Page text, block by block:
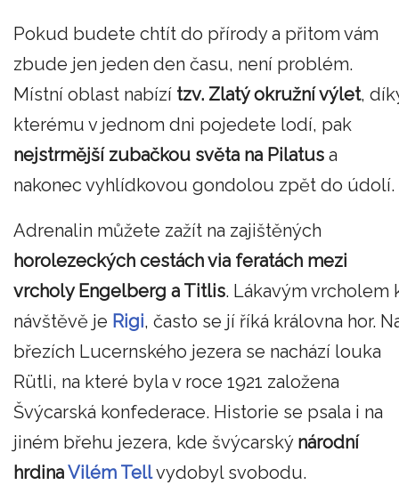
Pokud budete chtít do přírody a přitom vám
zbude jen jeden den času, není problém.
Místní oblast nabízí tzv. Zlatý okružní výlet,
kterému v jednom dni pojedete lodí, pak
nejstrmější zubačkou světa na Pilatus a
nakonec vyhlídkovou gondolou zpět do údolí.
Adrenalin můžete zažít na zajištěných
horolezeckých cestách via feratách mezi
vrcholy Engelberg a Titlis. Lákavým vrcholem
návštěvě je Rigi, často se jí říká královna hor.
březích Lucernského jezera se nachází louka
Rütli, na které byla v roce 1921 založena
Švýcarská konfederace. Historie se psala i na
jiném břehu jezera, kde švýcarský národní
hrdinaVilém Tellvydobyl svobodu.